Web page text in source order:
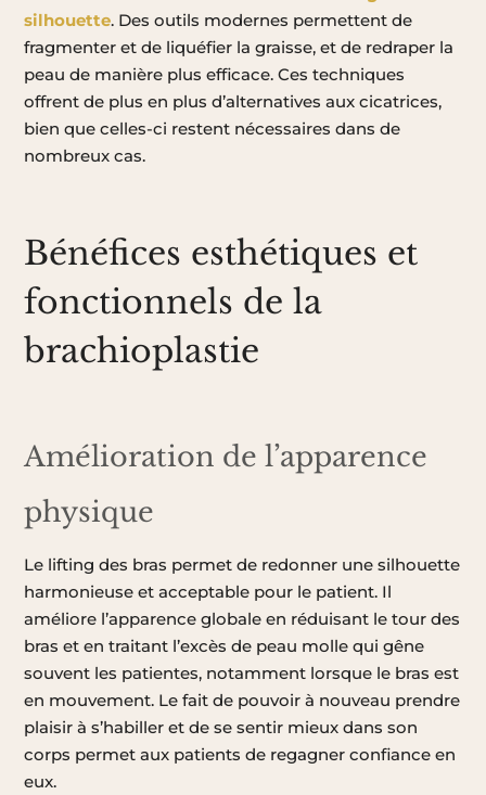
silhouette. Des outils modernes permettent de
fragmenter et de liquéfier la graisse, et de redraper la
peau de manière plus efficace. Ces techniques
offrent de plus en plus d’alternatives aux cicatrices,
bien que celles-ci restent nécessaires dans de
nombreux cas.
Bénéfices esthétiques et
fonctionnels de la
brachioplastie
Amélioration de l’apparence
physique
Le lifting des bras permet de redonner une silhouette
harmonieuse et acceptable pour le patient. Il
améliore l’apparence globale en réduisant le tour des
bras et en traitant l’excès de peau molle qui gêne
souvent les patientes, notamment lorsque le bras est
en mouvement. Le fait de pouvoir à nouveau prendre
plaisir à s’habiller et de se sentir mieux dans son
corps permet aux patients de regagner confiance en
eux.